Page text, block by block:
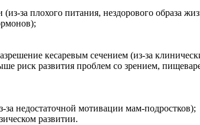
за плохого питания, нездорового образа
кесаревым сечением (из-за
риск развития проблем со зрением,
за недостаточной мотивации мам-подростков);
развитии.